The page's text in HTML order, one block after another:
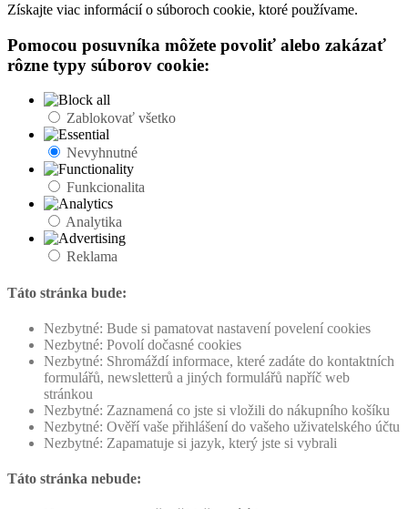
Získajte viac informácií o súboroch cookie, ktoré používame.
Pomocou posuvníka môžete povoliť alebo zakázať
rôzne typy súborov cookie:
Zablokovať všetko
Nevyhnutné
Funkcionalita
Analytika
Reklama
Táto stránka bude:
Nezbytné: Bude si pamatovat nastavení povelení cookies
Nezbytné: Povolí dočasné cookies
Nezbytné: Shromáždí informace, které zadáte do kontaktních
formulářů, newsletterů a jiných formulářů napříč web
stránkou
Nezbytné: Zaznamená co jste si vložili do nákupního košíku
Nezbytné: Ověří vaše přihlášení do vašeho uživatelského účtu
Nezbytné: Zapamatuje si jazyk, který jste si vybrali
Táto stránka nebude: